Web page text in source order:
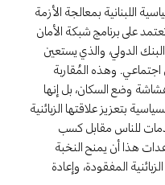
اللبنانية بمعالجة الأزمة
على برنامج شبكة الأمان
الدولي، والذي يستعين
وهذه المُقاربة
وضع السكان، بل إنها
بتعزيز علاقتها الزبائنية
للناس مقابل كسب
هذا أن يمنح النخبة
المفقودة، وإعادة